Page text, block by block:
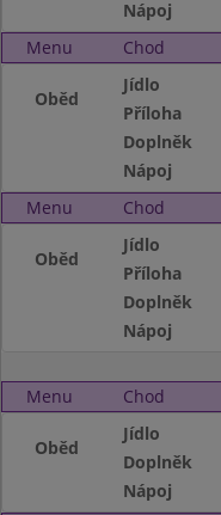
Nápoj
Menu
Chod
Oběd
Jídlo
Příloha
Doplněk
Nápoj
Menu
Chod
Oběd
Jídlo
Příloha
Doplněk
Nápoj
Menu Chod
Oběd
Jídlo
Doplněk
Nápoj